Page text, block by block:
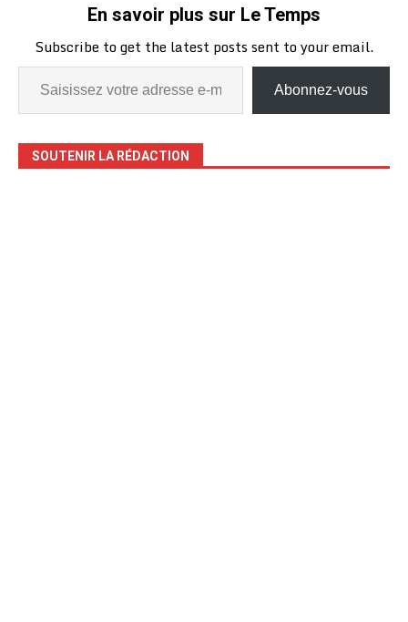
En savoir plus sur Le Temps
Subscribe to get the latest posts sent to your email.
Abonnez-vous
SOUTENIR LA RÉDACTION